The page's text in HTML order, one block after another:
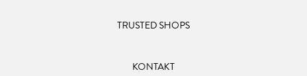
TRUSTED SHOPS
KONTAKT